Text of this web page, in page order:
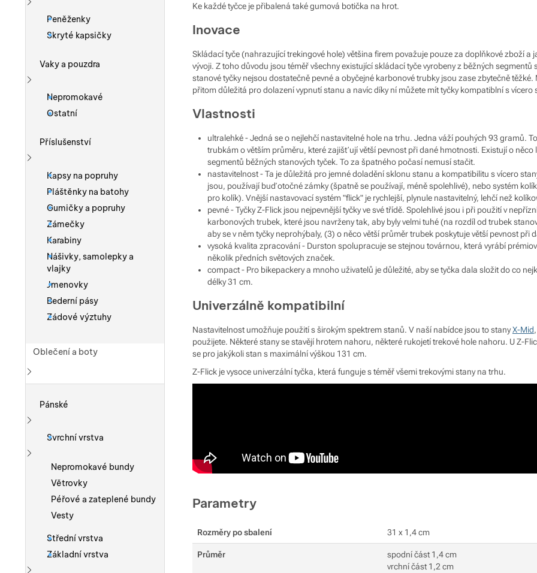
Ke každé tyčce je přibalená také gumová botička na hrot.
Inovace
Skládací tyče (nahrazující trekingové hole) většina firem považuje pouze za doplňkové zboží
vývoji. Z toho důvodu jsou téměř všechny existující skládací tyče vyrobeny z běžných
stanové tyčky nejsou dostatečně pevné a obyčejné karbonové trubky jsou zase zbytečně
přitom důležitá pro dolazení vypnutí stanu a navíc díky ní můžete mít tyčky kompatiblní s vícero
Vlastnosti
ultralehké - Jedná se o nejlehčí nastavitelné hole na trhu. Jedna váží pouhých 93 gramů.
trubkám o větším průměru, které zajišťují větší pevnost při dané hmotnosti. Existují o něco
segmentů běžných stanových tyček. To za špatného počasí nemusí stačit.
nastavitelnost - Ta je důležitá pro jemné doladění sklonu stanu a kompatibilitu s vícero
jsou, používají buď otočné zámky (špatně se používají, méně spolehlivé), nebo systém
pro kolík). Vnější nastavovací systém "flick" je rychlejší, plynule nastavitelný, lehčí než
pevné - Tyčky Z-Flick jsou nejpevnější tyčky ve své třídě. Spolehlivé jsou i při použití v
karbonových trubek, které jsou navrženy tak, aby byly velmi tuhé (na rozdíl od trubek
aby se v něm tyčky neprohýbaly, (3) o něco větší průměr trubek poskytuje větší pevnost
vysoká kvalita zpracování - Durston spolupracuje se stejnou továrnou, která vyrábí
několik předních světových značek.
compact - Pro bikepackery a mnoho uživatelů je důležité, aby se tyčka dala složit do co
délky 31 cm.
Univerzálně kompatibilní
Nastavitelnost umožňuje použití s širokým spektrem stanů. V naší nabídce jsou to stanyX-Mid,
použijete. Některé stany se stavějí hrotem nahoru, některé rukojetí trekové hole nahoru. U Z-
se pro jakýkoli stan s maximální výškou 131 cm.
Z-Flick je vysoce univerzální tyčka, která funguje s téměř všemi trekovými stany na trhu.
Parametry
Rozměry po sbalení 31 x 1,4 cm
Průměr
spodní část 1,4 cm
vrchní část 1,2 cm
Zobrazit více
Peněženky
Skryté kapsičky
Vaky a pouzdra
Zobrazit více
Nepromokavé
Ostatní
Příslušenství
Kapsy na popruhy
Pláštěnky na batohy
Gumičky a popruhy
Zámečky
Karabiny
Nášivky, samolepky a
vlajky
Jmenovky
Bederní pásy
Zádové výztuhy
Oblečení a boty
Pánské
Zobrazit více
Svrchní vrstva
Zobrazit více
Nepromokavé bundy
Větrovky
Péřové a zateplené bundy
Vesty
Střední vrstva
Základní vrstva